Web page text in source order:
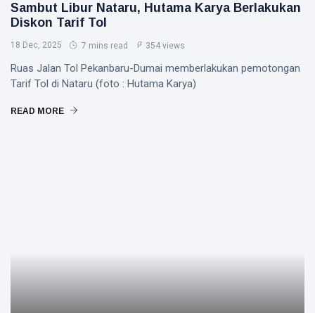
Sambut Libur Nataru, Hutama Karya Berlakukan
Diskon Tarif Tol
18 Dec, 2025 7 mins read 354 views
Ruas Jalan Tol Pekanbaru-Dumai memberlakukan pemotongan
Tarif Tol di Nataru (foto : Hutama Karya)
READ MORE